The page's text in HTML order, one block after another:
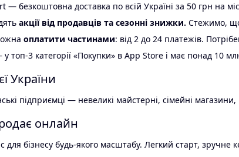
— безкоштовна доставка по всій Україні за 50 грн на
акції від продавців та сезонні знижки. Стежимо,
оплатити частинами: від 2 до 24 платежів.
топ-3 категорії «Покупки» в App Store і має понад 10
України
підприємці — невеликі майстерні, сімейні
онлайн
бізнесу будь-якого масштабу. Легкий старт, зручне